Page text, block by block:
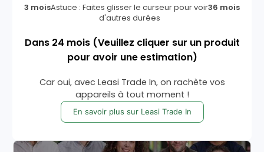
3 moisAstuce : Faites glisser le curseur pour voir
d'autres durées
36 mois
Dans 24 mois (Veuillez cliquer sur un produit
pour avoir une estimation)
Car oui, avec Leasi Trade In, on rachète vos
appareils à tout moment !
En savoir plus sur Leasi Trade In